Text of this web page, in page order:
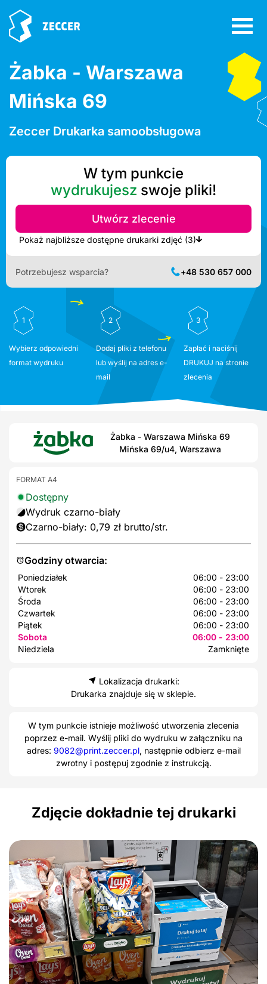
Żabka - Warszawa
Mińska 69
Zeccer Drukarka samoobsługowa
W tym punkcie
wydrukujesz swoje pliki!
Utwórz zlecenie
Pokaż najbliższe dostępne drukarki zdjęć (3)
Potrzebujesz wsparcia? +48 530 657 000
1
Wybierz odpowiedni
format wydruku
2
Dodaj pliki z telefonu
lub wyślij na adres e-
mail
3
Zapłać i naciśnij
DRUKUJ na stronie
zlecenia
Żabka - Warszawa Mińska 69
Mińska 69/u4, Warszawa
Godziny otwarcia:
Poniedziałek
06:00 - 23:00
Wtorek
06:00 - 23:00
Środa
06:00 - 23:00
Czwartek
06:00 - 23:00
Piątek
06:00 - 23:00
Sobota
06:00 - 23:00
Niedziela
Zamknięte
FORMAT A4
Dostępny
Wydruk czarno-biały
Czarno-biały: 0,79 zł brutto/str.
Lokalizacja drukarki:
Drukarka znajduje się w sklepie.
W tym punkcie istnieje możliwość utworzenia zlecenia
poprzez e-mail. Wyślij pliki do wydruku w załączniku na
adres: 9082@print.zeccer.pl, następnie odbierz e-mail
zwrotny i postępuj zgodnie z instrukcją.
Zdjęcie dokładnie tej drukarki